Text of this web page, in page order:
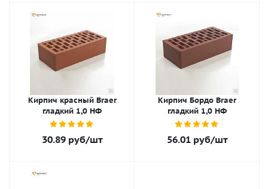
Кирпич красный Braer
гладкий 1,0 НФ
30.89руб/шт
Кирпич Бордо Braer
гладкий 1,0 НФ
56.01руб/шт